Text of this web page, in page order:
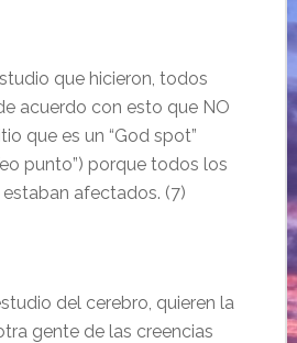
que hicieron, todos
acuerdo con esto que NO
que es un “God spot”
punto”) porque todos los
afectados. (7)
del cerebro, quieren la
gente de las creencias